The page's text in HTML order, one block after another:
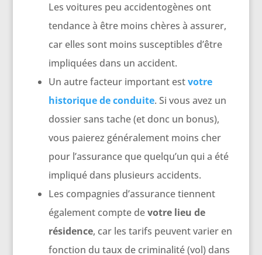
Les voitures peu accidentogènes ont
tendance à être moins chères à assurer,
car elles sont moins susceptibles d’être
impliquées dans un accident.
Un autre facteur important estvotre
historique de conduite. Si vous avez un
dossier sans tache (et donc un bonus),
vous paierez généralement moins cher
pour l’assurance que quelqu’un qui a été
impliqué dans plusieurs accidents.
Les compagnies d’assurance tiennent
également compte devotre lieu de
résidence, car les tarifs peuvent varier en
fonction du taux de criminalité (vol) dans